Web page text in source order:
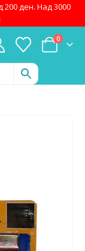
200 ден. Над 3000
0